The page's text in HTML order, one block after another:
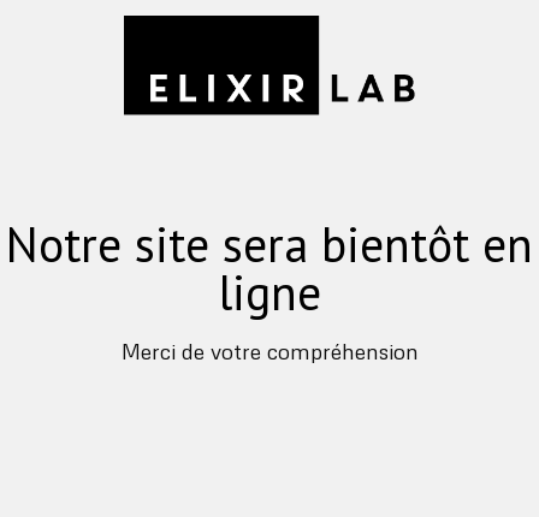
Notre site sera bientôt en
ligne
Merci de votre compréhension